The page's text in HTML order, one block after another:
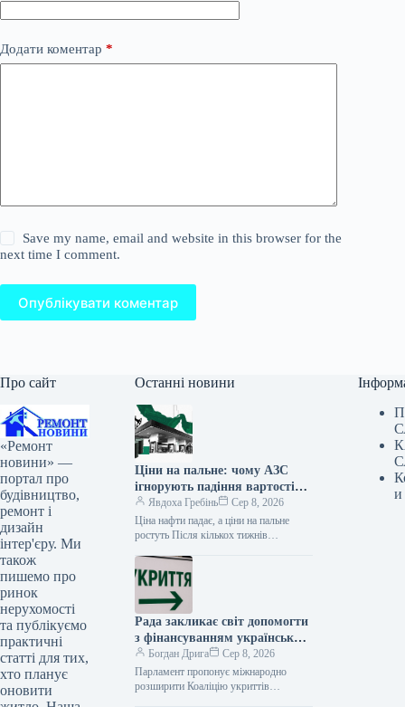
Додати коментар *
Save my name, email and website in this browser for the
next time I comment.
Опублікувати коментар
Про сайт
«Ремонт
новини» —
портал про
будівництво,
ремонт і
дизайн
інтер'єру. Ми
також
пишемо про
ринок
нерухомості
та публікуємо
практичні
статті для тих,
хто планує
оновити
Останні новини
Ціни на пальне: чому АЗС
ігнорують падіння вартості
нафти
Явдоха Гребінь
Сер 8, 2026
Ціна нафти падає, а ціни на пальне
ростуть Після кількох тижнів
нафту почали знижуватися. Це…
Рада закликає світ допомогти
з фінансуванням українських
укриттів
Богдан Дрига
Сер 8, 2026
Парламент пропонує міжнародно
розширити Коаліцію укриттів
и